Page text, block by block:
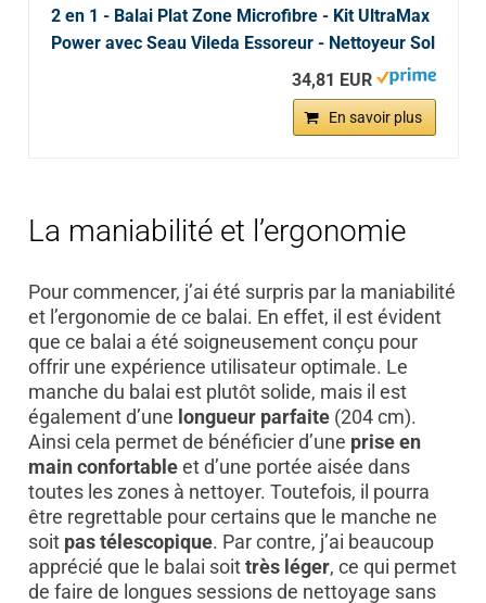
2 en 1 - Balai Plat Zone Microfibre - Kit UltraMax
Power avec Seau Vileda Essoreur - Nettoyeur Sol
34,81 EUR
En savoir plus
La maniabilité et l’ergonomie
Pour commencer, j’ai été surpris par la maniabilité
et l’ergonomie de ce balai. En effet, il est évident
que ce balai a été soigneusement conçu pour
offrir une expérience utilisateur optimale. Le
manche du balai est plutôt solide, mais il est
également d’une longueur parfaite(204 cm).
Ainsi cela permet de bénéficier d’une prise en
main confortableet d’une portée aisée dans
toutes les zones à nettoyer. Toutefois, il pourra
être regrettable pour certains que le manche ne
soit pas télescopique. Par contre, j’ai beaucoup
apprécié que le balai soittrès léger, ce qui permet
de faire de longues sessions de nettoyage sans